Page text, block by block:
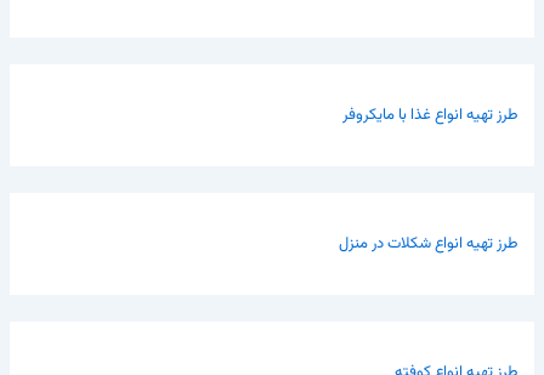
طرز تهیه انواع غذا با مایکروفر
طرز تهیه انواع شکلات در منزل